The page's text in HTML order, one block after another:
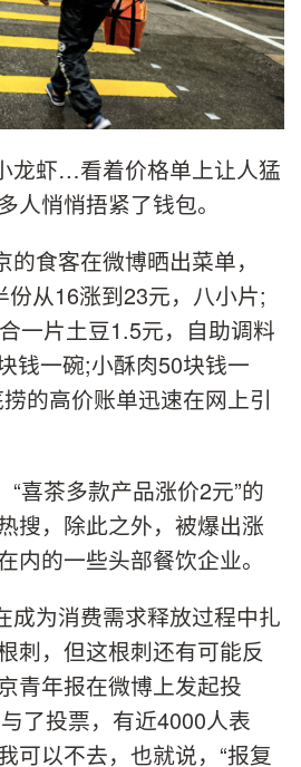
龙虾…看着价格单上让人猛
人悄悄捂紧了钱包。
食客在微博晒出菜单，
份从16涨到23元，八小片;
一片土豆1.5元，自助调料
钱一碗;小酥肉50块钱一
的高价账单迅速在网上引
“喜茶多款产品涨价2元”的
搜，除此之外，被爆出涨
内的一些头部餐饮企业。
成为消费需求释放过程中扎
刺，但这根刺还有可能反
青年报在微博上发起投
了投票，有近4000人表
可以不去，也就说，“报复